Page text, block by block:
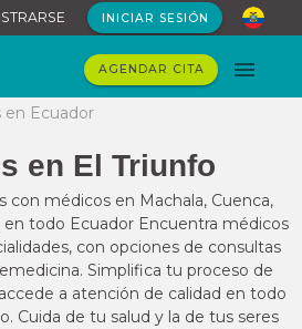
INICIAR SESIÓN
AGENDAR CITA
en Ecuador
en El Triunfo
con médicos en Machala, Cuenca,
en todo Ecuador Encuentra médicos
con opciones de consultas
Simplifica tu proceso de
a atención de calidad en todo
Cuida de tu salud y la de tus seres